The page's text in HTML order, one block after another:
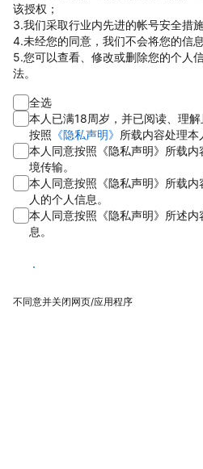
该授权；
3.我们采取行业内先进的帐号安全措
4.未经您的同意，我们不会将您的信
5.您可以查看、修改或删除您的个人
法。
全选
本人已满18周岁，并已阅读、理
按照 《隐私声明》 所载内容处理本
本人同意按照《隐私声明》所载
境传输。
本人同意按照《隐私声明》所载
人的个人信息。
本人同意按照《隐私声明》所述
息。
同意
不同意并关闭网页/应用程序